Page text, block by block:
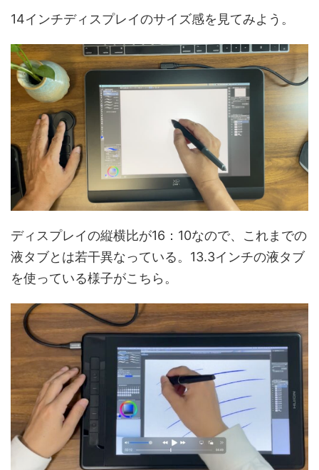
14インチディスプレイのサイズ感を見てみよう。
ディスプレイの縦横比が16：10なので、これまでの
液タブとは若干異なっている。13.3インチの液タブ
を使っている様子がこちら。